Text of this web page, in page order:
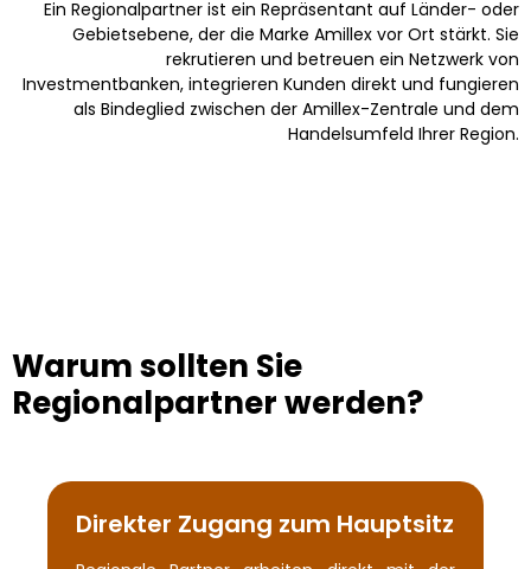
Ein Regionalpartner ist ein Repräsentant auf Länder- oder
Gebietsebene, der die Marke Amillex vor Ort stärkt. Sie
rekrutieren und betreuen ein Netzwerk von
Investmentbanken, integrieren Kunden direkt und fungieren
als Bindeglied zwischen der Amillex-Zentrale und dem
Handelsumfeld Ihrer Region.
Warum sollten Sie
Regionalpartner werden?
Direkter Zugang zum Hauptsitz